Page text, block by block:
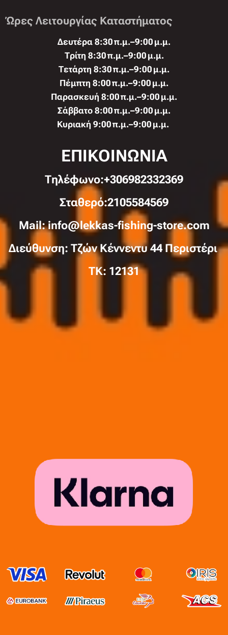
Ώρες Λειτουργίας Καταστήματος
Δευτέρα 8:30 π.μ.–9:00 μ.μ.
Τρίτη 8:30 π.μ.–9:00 μ.μ.
Τετάρτη 8:30 π.μ.–9:00 μ.μ.
Πέμπτη 8:00 π.μ.–9:00 μ.μ.
Παρασκευή 8:00 π.μ.–9:00 μ.μ.
Σάββατο 8:00 π.μ.–9:00 μ.μ.
Κυριακή 9:00 π.μ.–9:00 μ.μ.
ΕΠΙΚΟΙΝΩΝΙΑ
Τηλέφωνo:+306982332369
Σταθερό:2105584569
Mail: info@lekkas-fishing-store.com
Διεύθυνση: Τζών Κέννεντυ 44 Περιστέρι
TK: 12131